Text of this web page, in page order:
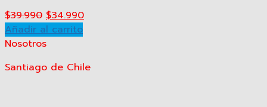
$39.990 $34.990
Añadir al carrito
Nosotros
Santiago de Chile